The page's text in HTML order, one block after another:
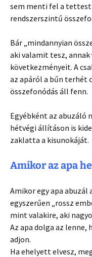
sem menti fel a
rendszerszintű
Bár „mindannyian
aki valamit tesz,
következményeit. A
az apáról a bűn terhét
összefonódás áll fenn.
Egyébként az abuzáló
hétvégi állításon is
zaklatta a kisunokáját.
Amikor az apa
Amikor egy apa abuzál
egyszerűen „rossz
mint valakire, aki
Az apa dolga az
adjon.
Ha ehelyett elvesz,